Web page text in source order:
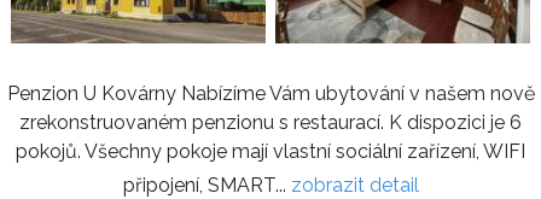
Penzion U Kovárny Nabízíme Vám ubytování v našem nově
zrekonstruovaném penzionu s restaurací. K dispozici je 6
pokojů. Všechny pokoje mají vlastní sociální zařízení, WIFI
připojení, SMART... zobrazit detail